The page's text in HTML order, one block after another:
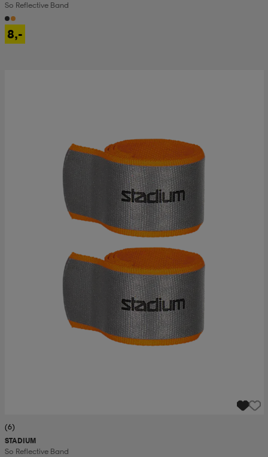
So Reflective Band
8,-
(6)
STADIUM
So Reflective Band